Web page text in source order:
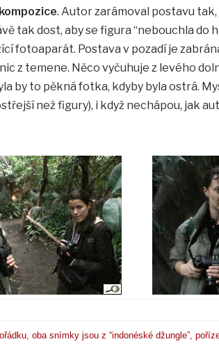
. Autor zarámoval postavu
tak dost, aby se figura “nebouchla do
fotoaparát. Postava v pozadí je
z temene. Něco vyčuhuje z levého
by to pěkná fotka, kdyby byla ostrá.
než figury), i když nechápou, jak
oba snímky jsou z “indonéské džungle”,